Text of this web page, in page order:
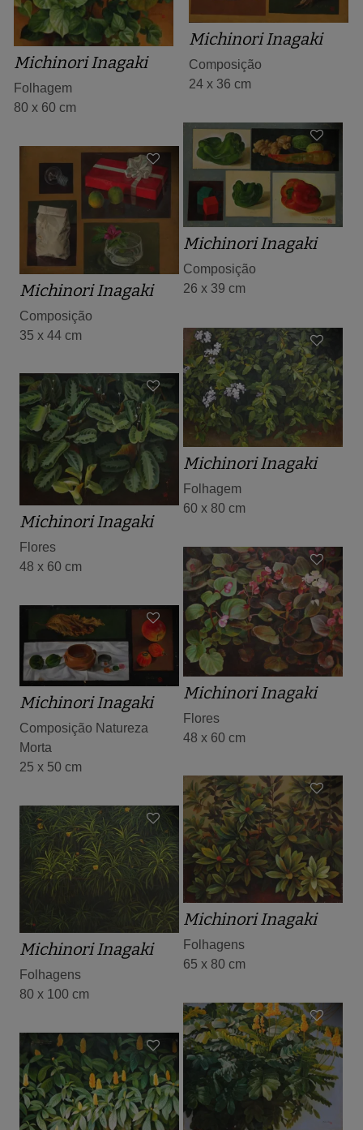
Michinori Inagaki
Folhagem
80 x 60 cm
Michinori Inagaki
Composição
24 x 36 cm
Michinori Inagaki
Composição
26 x 39 cm
Michinori Inagaki
Composição
35 x 44 cm
Michinori Inagaki
Folhagem
60 x 80 cm
Michinori Inagaki
Flores
48 x 60 cm
Michinori Inagaki
Flores
48 x 60 cm
Michinori Inagaki
Composição Natureza
Morta
25 x 50 cm
Michinori Inagaki
Folhagens
65 x 80 cm
Michinori Inagaki
Folhagens
80 x 100 cm